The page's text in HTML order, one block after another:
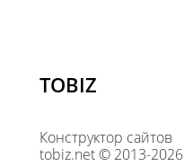
TOBIZ
Конструктор сайтов
tobiz.net © 2013-2026